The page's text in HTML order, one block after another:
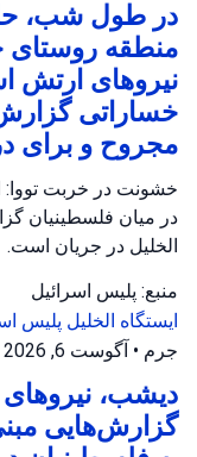
در طول شب،
منطقه روستای
نیروهای ارتش
خساراتی
مجروح و برای
خشونت در خربت تووا:
در میان فلسطینیان
الخلیل در جریان است.
منبع: پلیس اسرائیل
ایستگاه الخلیل پلیس
جرم • آگوست 6, 2026 at 11:12 ق.ظ
دیشب،
گزارش‌هایی